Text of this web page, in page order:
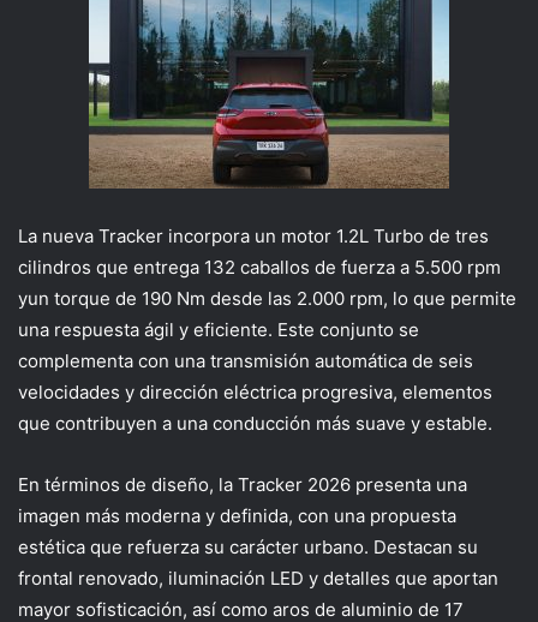
La nueva Tracker incorpora un motor 1.2L Turbo de tres
cilindros que entrega 132 caballos de fuerza a 5.500 rpm
yun torque de 190 Nm desde las 2.000 rpm, lo que permite
una respuesta ágil y eficiente. Este conjunto se
complementa con una transmisión automática de seis
velocidades y dirección eléctrica progresiva, elementos
que contribuyen a una conducción más suave y estable.
En términos de diseño, la Tracker 2026 presenta una
imagen más moderna y definida, con una propuesta
estética que refuerza su carácter urbano. Destacan su
frontal renovado, iluminación LED y detalles que aportan
mayor sofisticación, así como aros de aluminio de 17